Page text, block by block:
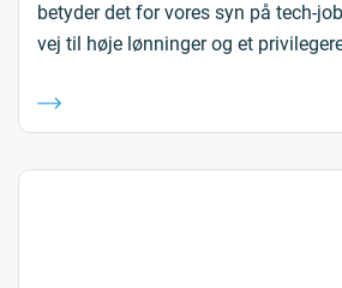
betyder det for vores syn på tech-
vej til høje lønninger og et